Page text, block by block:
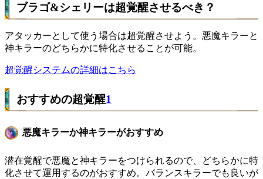
ブラゴ&シェリーは超覚醒させるべき？
アタッカーとして使う場合は超覚醒させよう。悪魔キラーと
神キラーのどちらかに特化させることが可能。
超覚醒システムの詳細はこちら
おすすめの超覚醒1
悪魔キラーか神キラーがおすすめ
潜在覚醒で悪魔と神キラーをつけられるので、どちらかに特
化させて運用するのがおすすめ。バランスキラーでも良いが